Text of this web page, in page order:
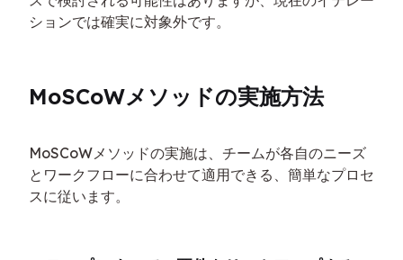
ションでは確実に対象外です。
MoSCoWメソッドの実施方法
MoSCoWメソッドの実施は、チームが各自のニーズ
とワークフローに合わせて適用できる、簡単なプロセ
スに従います。